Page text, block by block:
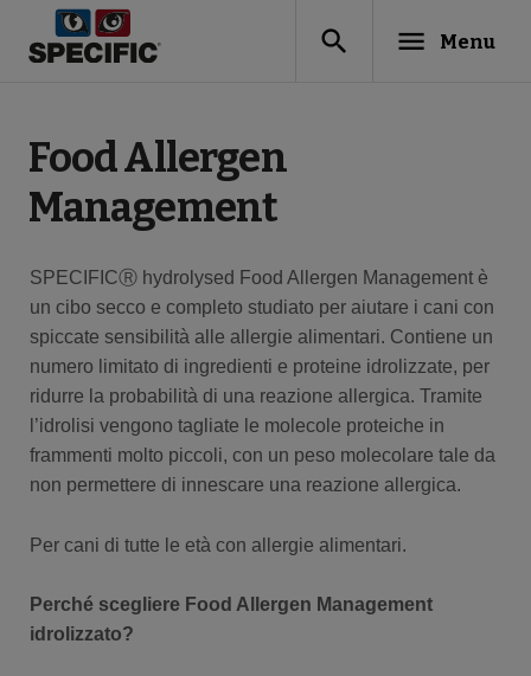
search menu Menu
Food Allergen
Management
SPECIFICⓇ hydrolysed Food Allergen Management è
un cibo secco e completo studiato per aiutare i cani con
spiccate sensibilità alle allergie alimentari. Contiene un
numero limitato di ingredienti e proteine idrolizzate, per
ridurre la probabilità di una reazione allergica. Tramite
l’idrolisi vengono tagliate le molecole proteiche in
frammenti molto piccoli, con un peso molecolare tale da
non permettere di innescare una reazione allergica.
Per cani di tutte le età con allergie alimentari.
Perché scegliere Food Allergen Management
idrolizzato?